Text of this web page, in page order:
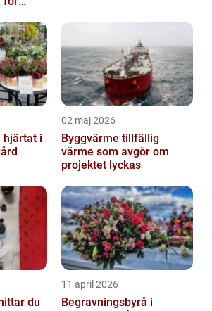
02 maj 2026
Byggvärme tillfällig
värme som avgör om
projektet lyckas
du
11 april 2026
Begravningsbyrå i